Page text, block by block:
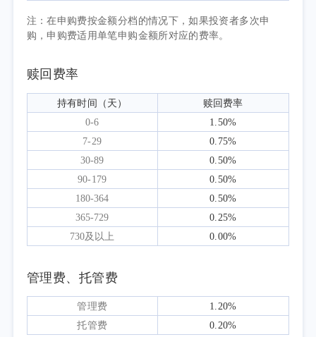
区分产业趋势和股票回报。部分相关公司当前
报对业绩兑现节奏和市场情绪的依赖明显上
力仍然稳定的高质量公司，估值和预期已处于
极度悲观状态。两类资产之间的风险收益特
征，正在发生明显分化。
报告期内，基金持仓结构整体保持稳定，
主要分布于食品饮料、石油开采、有色金属、
化工、饲料、交通运输等领域，行业配置较为
均衡，个股有小幅调整。组合寻找投资机会的
方式没有变化：优先选择长期现金流可见性较
司；对于主要依靠远期叙事支撑、估值容错空
间不足的方向，仍然保持谨慎。
我们不会尝试预测市场风格何时切换，而
注：在申购费按金额分档的情况下，如果投资者多次申
购，申购费适用单笔申购金额所对应的费率。
赎回费率
持有时间（天）
赎回费率
0-6
1.50%
7-29
0.75%
30-89
0.50%
90-179
0.50%
180-364
0.50%
365-729
0.25%
730及以上
0.00%
管理费、托管费
管理费
1.20%
托管费
0.20%